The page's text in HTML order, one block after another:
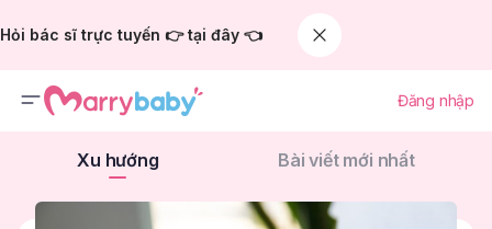
Hỏi bác sĩ trực tuyến 👉 tại đây 👈
Đăng nhập
Xu hướng Bài viết mới nhất